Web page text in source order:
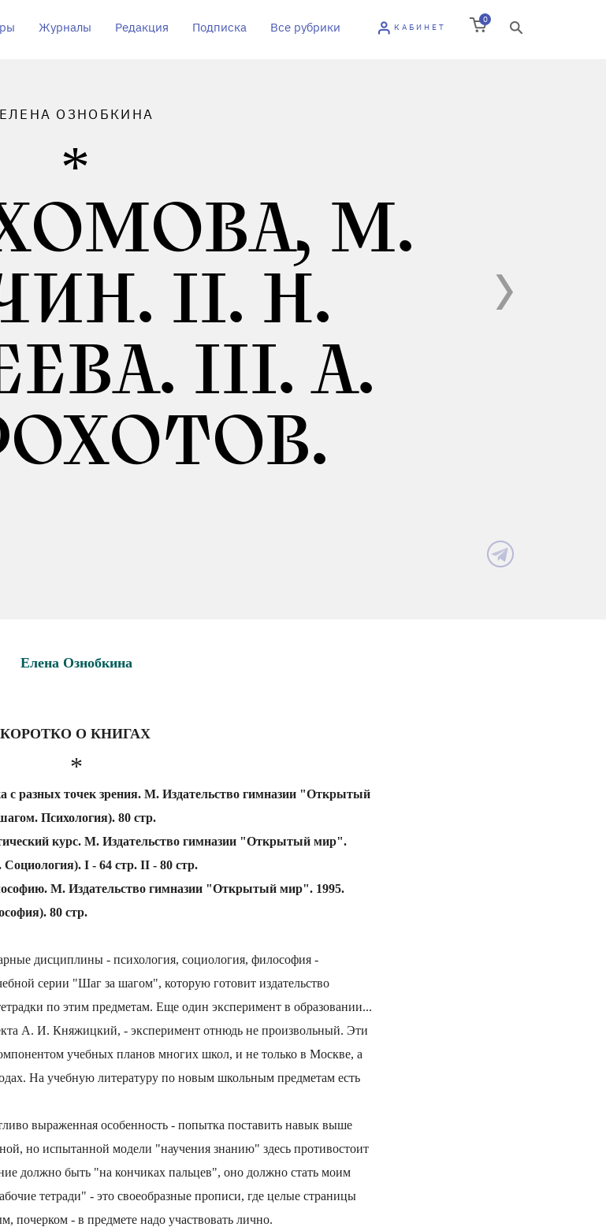
Журналы Редакция Подписка Все рубрики КАБИНЕТ
0
ЕЛЕНА ОЗНОБКИНА
М.
II. Н.
III. А.
Елена Ознобкина
КОРОТКО О КНИГАХ
*
точек зрения. М. Издательство гимназии "Открытый
Психология). 80 стр.
курс. М. Издательство гимназии "Открытый мир".
I - 64 стр. II - 80 стр.
М. Издательство гимназии "Открытый мир". 1995.
80 стр.
дисциплины - психология, социология, философия -
серии "Шаг за шагом", которую готовит издательство
по этим предметам. Еще один эксперимент в образовании...
А. И. Княжицкий, - эксперимент отнюдь не произвольный. Эти
учебных планов многих школ, и не только в Москве, а
На учебную литературу по новым школьным предметам есть
выраженная особенность - попытка поставить навык выше
но испытанной модели "научения знанию" здесь противостоит
должно быть "на кончиках пальцев", оно должно стать моим
тетради" - это своеобразные прописи, где целые страницы
почерком - в предмете надо участвовать лично.